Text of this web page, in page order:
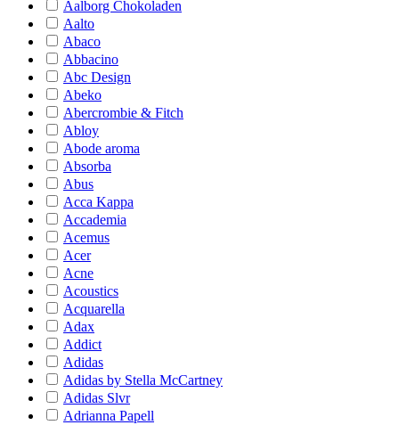
Aalborg Chokoladen
Aalto
Abaco
Abbacino
Abc Design
Abeko
Abercrombie & Fitch
Abloy
Abode aroma
Absorba
Abus
Acca Kappa
Accademia
Acemus
Acer
Acne
Acoustics
Acquarella
Adax
Addict
Adidas
Adidas by Stella McCartney
Adidas Slvr
Adrianna Papell